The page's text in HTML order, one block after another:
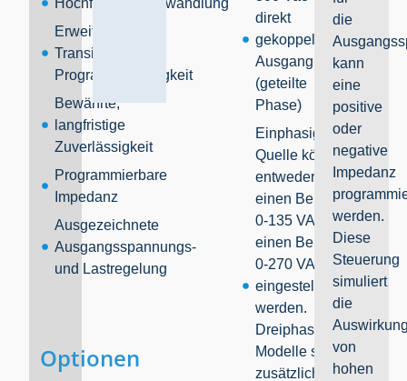
Erweiterte
Transienten und
Programmierfähigkeit
Bewährte,
langfristige
Zuverlässigkeit
Programmierbare
Impedanz
Ausgezeichnete
Ausgangsspannungs-
und Lastregelung
Optionen
direkt
gekoppelter
Ausgang
(geteilte
Phase)
Einphasige -
Quelle können
entweder auf
einen Bereich von
0-135 VAC oder
einen Bereich von
0-270 VAC
eingestellt
werden.
Dreiphasen-
Modelle sind
zusätzlich
die
kann
eine
positive
oder
negative
Impedanz
werden.
Diese
Steuerung
simuliert
die
von
hohen